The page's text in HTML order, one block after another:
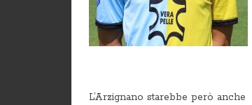
L’Arzignano starebbe però anche